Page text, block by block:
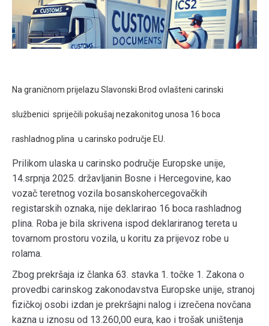
Na graničnom prijelazu Slavonski Brod ovlašteni carinski
službenici spriječili pokušaj nezakonitog unosa 16 boca
rashladnog plina u carinsko područje EU.
Prilikom ulaska u carinsko područje Europske unije,
14.srpnja 2025. državljanin Bosne i Hercegovine, kao
vozač teretnog vozila bosanskohercegovačkih
registarskih oznaka, nije deklarirao 16 boca rashladnog
plina. Roba je bila skrivena ispod deklariranog tereta u
tovarnom prostoru vozila, u koritu za prijevoz robe u
rolama.
Zbog prekršaja iz članka 63. stavka 1. točke 1. Zakona o
provedbi carinskog zakonodavstva Europske unije, stranoj
fizičkoj osobi izdan je prekršajni nalog i izrečena novčana
kazna u iznosu od 13.260,00 eura, kao i trošak uništenja